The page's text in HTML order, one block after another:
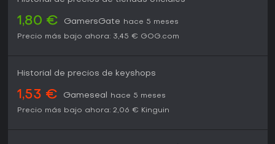
1,80 € GamersGate
hace 5 meses
Precio más bajo ahora: 3,45 € GOG.com
Historial de precios de keyshops
1,53 € Gameseal
hace 5 meses
Precio más bajo ahora: 2,06 € Kinguin